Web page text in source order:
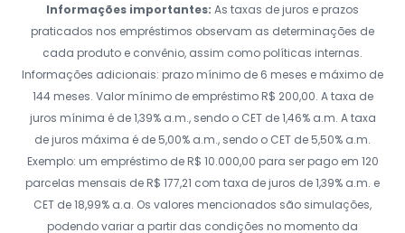
Informações importantes: As taxas de juros e prazos
praticados nos empréstimos observam as determinações de
cada produto e convênio, assim como políticas internas.
Informações adicionais: prazo mínimo de 6 meses e máximo de
144 meses. Valor mínimo de empréstimo R$ 200,00. A taxa de
juros mínima é de 1,39% a.m., sendo o CET de 1,46% a.m. A taxa
de juros máxima é de 5,00% a.m., sendo o CET de 5,50% a.m.
Exemplo: um empréstimo de R$ 10.000,00 para ser pago em 120
parcelas mensais de R$ 177,21 com taxa de juros de 1,39% a.m. e
CET de 18,99% a.a. Os valores mencionados são simulações,
podendo variar a partir das condições no momento da